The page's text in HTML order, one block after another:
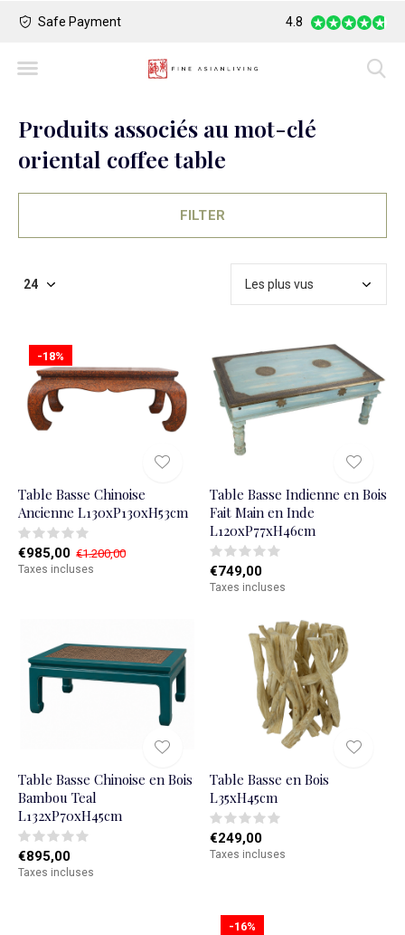
Safe Payment Largest Collection
4.8
Produits associés au mot-clé
oriental coffee table
FILTER
-18%
Table Basse Chinoise
Ancienne L130xP130xH53cm
€985,00 €1.200,00
Taxes incluses
Table Basse Indienne en Bois
Fait Main en Inde
L120xP77xH46cm
€749,00
Taxes incluses
Table Basse Chinoise en Bois
Bambou Teal
L132xP70xH45cm
€895,00
Taxes incluses
Table Basse en Bois
L35xH45cm
€249,00
Taxes incluses
-16%